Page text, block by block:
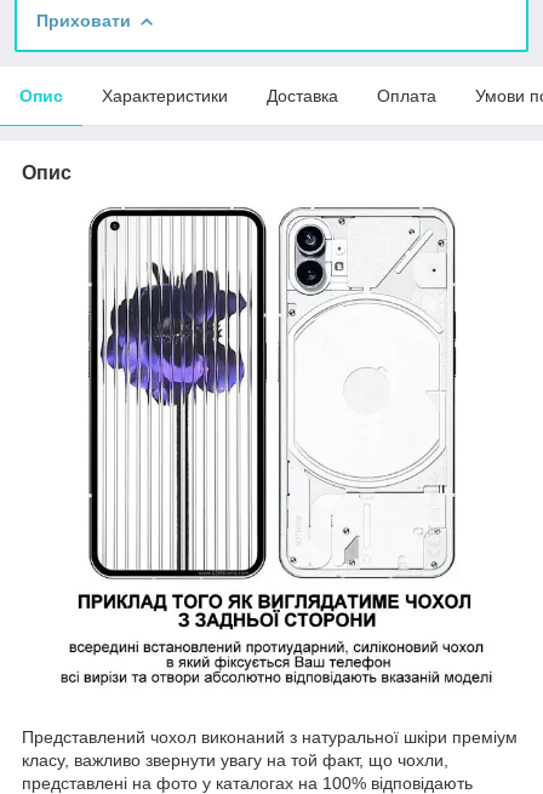
Приховати
Опис Характеристики Доставка Оплата Умови
Опис
Представлений чохол виконаний з натуральної шкіри преміум
класу, важливо звернути увагу на той факт, що чохли,
представлені на фото у каталогах на 100% відповідають